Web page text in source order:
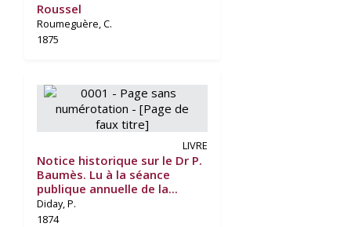
Roussel
Roumeguère, C.
1875
LIVRE
Notice historique sur le Dr P.
Baumès. Lu à la séance
publique annuelle de la...
Diday, P.
1874